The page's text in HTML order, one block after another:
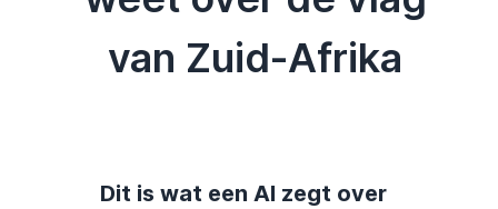
van Zuid-Afrika
Dit is wat een AI zegt over